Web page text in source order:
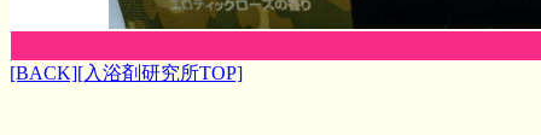
[BACK][入浴剤研究所TOP]